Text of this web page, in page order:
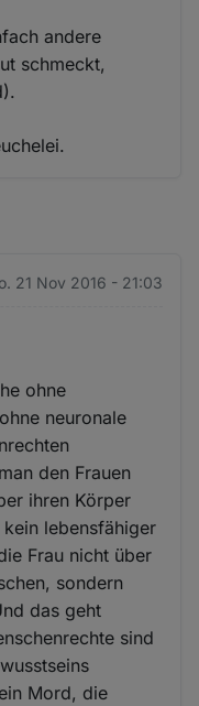
andere
schmeckt,
21 Nov 2016 - 21:03
ohne
neuronale
den Frauen
ihren Körper
lebensfähiger
Frau nicht über
sondern
das geht
sind
Mord, die